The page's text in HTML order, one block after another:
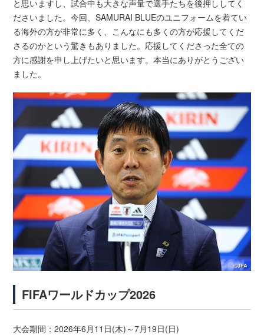
と思いますし、試合中も大きな声量で選手たちを後押ししてく
ださいました。今回、SAMURAI BLUEのユニフォームを着てい
る海外の方が非常に多く、こんなにも多くの方が応援してくだ
さるのかという驚きもありました。応援してくださった全ての
方に感謝を申し上げたいと思います。本当にありがとうござい
ました。
FIFAワールドカップ2026
大会期間：2026年6月11日(木)～7月19日(日)